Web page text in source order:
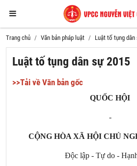
Trang chủ Văn bản pháp luật Luật tố tụng dân
Luật tố tụng dân sự 2015
>>Tải về Văn bản gốc
QUỐC HỘI
-
CỘNG HÒA XÃ HỘI CHỦ
Độc lập - Tự do -